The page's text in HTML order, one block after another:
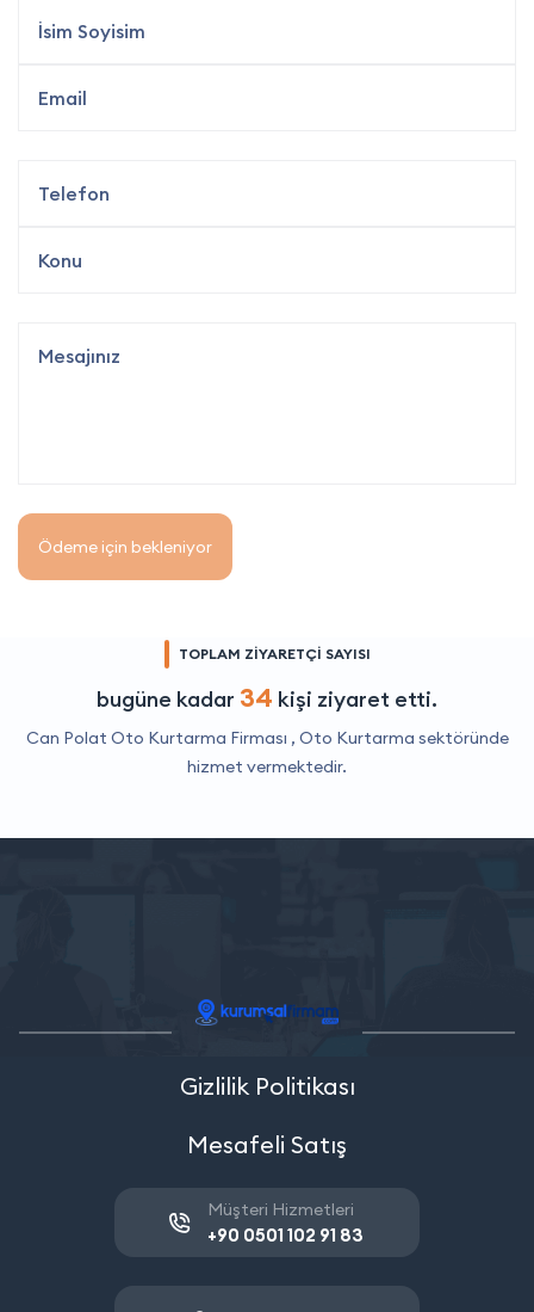
Ödeme için bekleniyor
TOPLAM ZİYARETÇİ SAYISI
bugüne kadar 34 kişi ziyaret etti.
Can Polat Oto Kurtarma Firması , Oto Kurtarma sektöründe
hizmet vermektedir.
Gizlilik Politikası
Mesafeli Satış
Müşteri Hizmetleri
+90 0501 102 91 83